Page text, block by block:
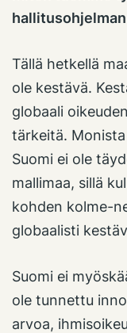
Tällä hetkellä
ole kestävä.
globaali
tärkeitä.
Suomi ei ole
mallimaa, sillä
kohden kolme-
globaalisti
Suomi ei
ole tunnettu
arvoa,